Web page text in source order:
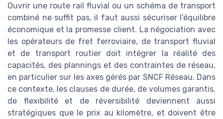
Ouvrir une route rail fluvial ou un schéma de transport
combiné ne suffit pas, il faut aussi sécuriser l’équilibre
économique et la promesse client. La négociation avec
les opérateurs de fret ferroviaire, de transport fluvial
et de transport routier doit intégrer la réalité des
capacités, des plannings et des contraintes de réseau,
en particulier sur les axes gérés par SNCF Réseau. Dans
ce contexte, les clauses de durée, de volumes garantis,
de flexibilité et de réversibilité deviennent aussi
stratégiques que le prix au kilomètre, et doivent être